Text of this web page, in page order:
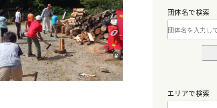
団体名で検索
エリアで検索